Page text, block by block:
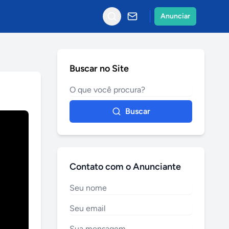
Anunciar
Buscar no Site
Buscar
Contato com o Anunciante